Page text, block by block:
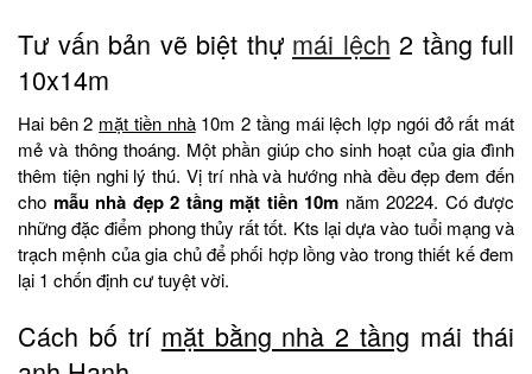
Tư vấn bản vẽ biệt thự mái lệch 2 tầng full
10x14m
Hai bên 2 mặt tiền nhà10m 2 tầng mái lệch lợp ngói đỏ rất mát
mẻ và thông thoáng. Một phần giúp cho sinh hoạt của gia đình
thêm tiện nghi lý thú. Vị trí nhà và hướng nhà đều đẹp đem đến
cho mẫu nhà đẹp 2 tầng mặt tiền 10m năm 20224. Có được
những đặc điểm phong thủy rất tốt. Kts lại dựa vào tuổi mạng và
trạch mệnh của gia chủ để phối hợp lồng vào trong thiết kế đem
lại 1 chốn định cư tuyệt vời.
Cách bố trí mặt bằng nhà 2 tầng mái thái